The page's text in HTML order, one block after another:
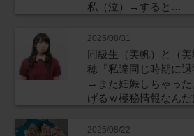
私（泣）→すると…
2025/08/31
同級生（美帆）と（
穂『私達同じ時期に
→また妊娠しちゃっ
げるｗ極秘情報なん
2025/08/22